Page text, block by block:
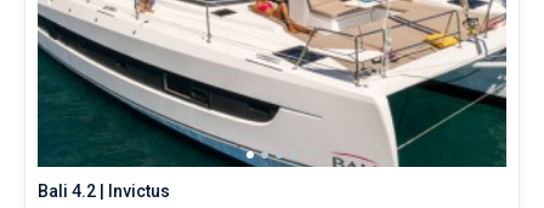
Bali 4.2 | Invictus